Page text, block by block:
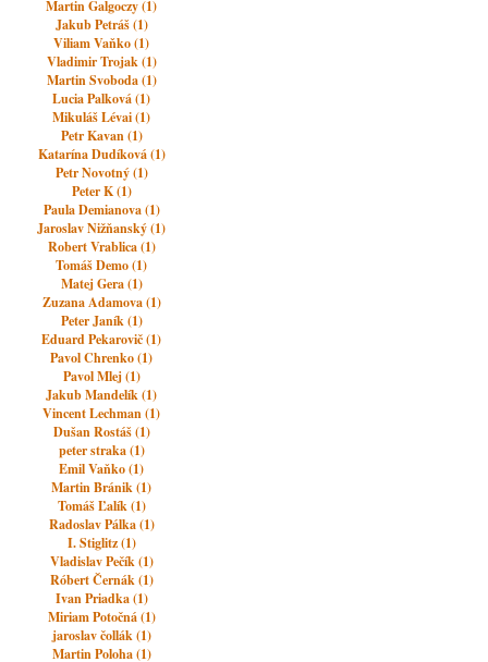
Martin Galgoczy (1)
Jakub Petráš (1)
Viliam Vaňko (1)
Vladimir Trojak (1)
Martin Svoboda (1)
Lucia Palková (1)
Mikuláš Lévai (1)
Petr Kavan (1)
Katarína Dudíková (1)
Petr Novotný (1)
Peter K (1)
Paula Demianova (1)
Jaroslav Nižňanský (1)
Robert Vrablica (1)
Tomáš Demo (1)
Matej Gera (1)
Zuzana Adamova (1)
Peter Janík (1)
Eduard Pekarovič (1)
Pavol Chrenko (1)
Pavol Mlej (1)
Jakub Mandelík (1)
Vincent Lechman (1)
Dušan Rostáš (1)
peter straka (1)
Emil Vaňko (1)
Martin Bránik (1)
Tomáš Ľalík (1)
Radoslav Pálka (1)
I. Stiglitz (1)
Vladislav Pečík (1)
Róbert Černák (1)
Ivan Priadka (1)
Miriam Potočná (1)
jaroslav čollák (1)
Martin Poloha (1)